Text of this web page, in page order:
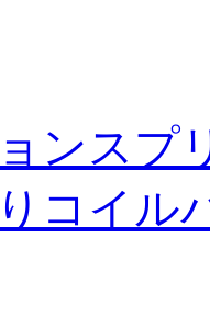
ンスプ
りコイル